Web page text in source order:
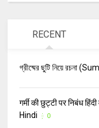
RECENT
গ্রীষ্মের ছুটি নিয়ে রচনা
गर्मी की छुट्टी पर निबंध
Hindi
0